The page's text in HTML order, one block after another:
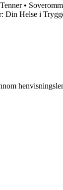
•
Din Helse i